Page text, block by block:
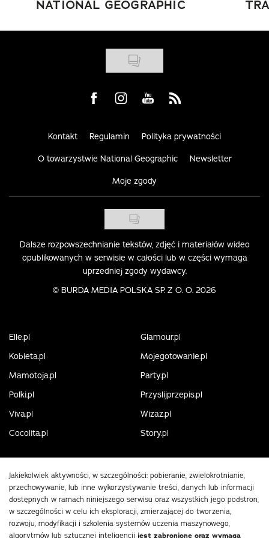
NATIONAL GEOGRAPHIC
Visit us on Facebook
Visit us on Instagram
Visit us on Youtube
Visit us on Rss
Kontakt Regulamin Polityka prywatności
O towarzystwie National Geographic Newsletter
Moje zgody
Dalsze rozpowszechnianie tekstów, zdjęć i materiałów wideo
opublikowanych w serwisie w całości lub w części wymaga
uprzedniej zgody wydawcy.
© BURDA MEDIA POLSKA SP. Z O. O. 2026
Elle.pl
Glamour.pl
Kobieta.pl
Mojegotowanie.pl
Mamotoja.pl
Party.pl
Polki.pl
Przyslijprzepis.pl
Viva.pl
Wizaz.pl
Cocolita.pl
Story.pl
Jakiekolwiek aktywności, w szczególności: pobieranie, zwielokrotnianie,
przechowywanie, lub inne wykorzystywanie treści, danych lub informacji
dostępnych w ramach niniejszego serwisu oraz wszystkich jego podstron,
w szczególności w celu ich eksploracji, zmierzającej do tworzenia,
rozwoju, modyfikacji i szkolenia systemów uczenia maszynowego,
algorytmów lub sztucznej inteligencji jest zabronione oraz wymaga